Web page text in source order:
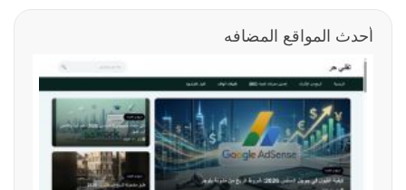
أحدث المواقع المضافه